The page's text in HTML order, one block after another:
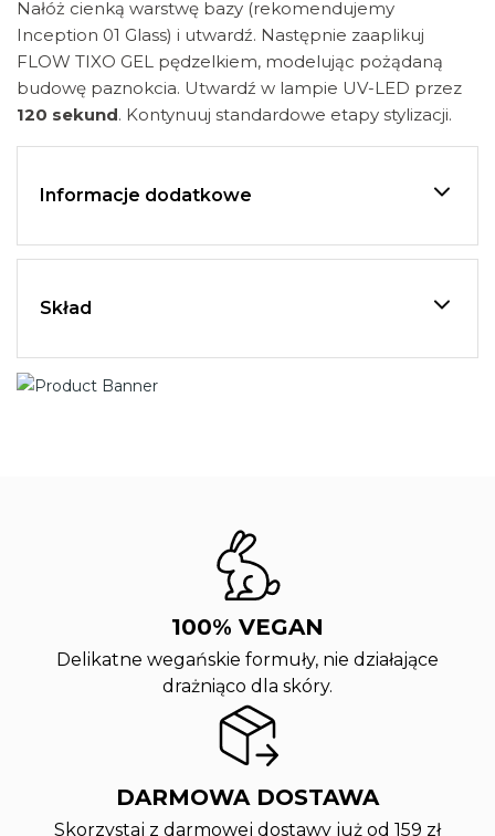
Nałóż cienką warstwę bazy (rekomendujemy
Inception 01 Glass) i utwardź. Następnie zaaplikuj
FLOW TIXO GEL pędzelkiem, modelując pożądaną
budowę paznokcia. Utwardź w lampie UV-LED przez
120 sekund. Kontynuuj standardowe etapy stylizacji.
Informacje dodatkowe
Skład
100% VEGAN
Delikatne wegańskie formuły, nie działające
drażniąco dla skóry.
DARMOWA DOSTAWA
Skorzystaj z darmowej dostawy już od 159 zł